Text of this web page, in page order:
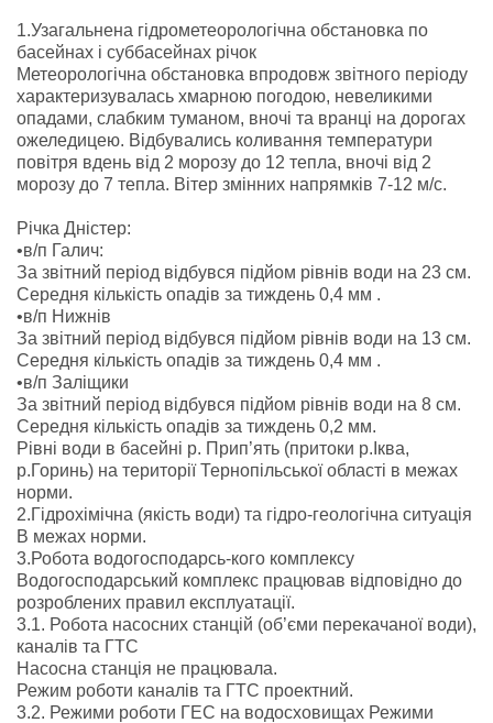
1.Узагальнена гідрометеорологічна обстановка по
басейнах і суббасейнах річок
Метеорологічна обстановка впродовж звітного періоду
характеризувалась хмарною погодою, невеликими
опадами, слабким туманом, вночі та вранці на дорогах
ожеледицею. Відбувались коливання температури
повітря вдень від 2 морозу до 12 тепла, вночі від 2
морозу до 7 тепла. Вітер змінних напрямків 7-12 м/с.
Річка Дністер:
•в/п Галич:
За звітний період відбувся підйом рівнів води на 23 см.
Середня кількість опадів за тиждень 0,4 мм .
•в/п Нижнів
За звітний період відбувся підйом рівнів води на 13 см.
Середня кількість опадів за тиждень 0,4 мм .
•в/п Заліщики
За звітний період відбувся підйом рівнів води на 8 см.
Середня кількість опадів за тиждень 0,2 мм.
Рівні води в басейні р. Прип’ять (притоки р.Іква,
р.Горинь) на території Тернопільської області в межах
норми.
2.Гідрохімічна (якість води) та гідро-геологічна ситуація
В межах норми.
3.Робота водогосподарсь-кого комплексу
Водогосподарський комплекс працював відповідно до
розроблених правил експлуатації.
3.1. Робота насосних станцій (об’єми перекачаної води),
каналів та ГТС
Насосна станція не працювала.
Режим роботи каналів та ГТС проектний.
3.2. Режими роботи ГЕС на водосховищах Режими